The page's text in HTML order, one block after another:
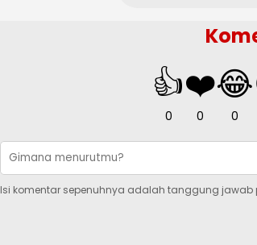
👍
0
❤️
0
😂
0
Isi komentar sepenuhnya adalah tanggung jawab